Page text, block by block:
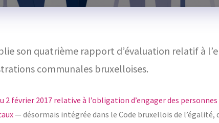
son quatrième rapport d’évaluation relatif à
communales bruxelloises.
2 février 2017 relative à l’obligation d’engager des
— désormais intégrée dans le Code bruxellois de l’égalité,